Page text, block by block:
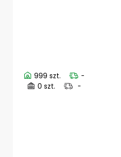
999 szt.
-
0 szt.
-